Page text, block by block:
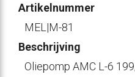
Artikelnummer
MEL|M-81
Beschrijving
Oliepomp AMC L-6